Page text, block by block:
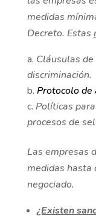
medidas
Decreto. Estas
Cláusulas
discriminación.
Protocolo de
Políticas
procesos de
Las empresas
medidas hasta
negociado.
¿Existen